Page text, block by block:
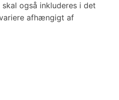
også inkluderes i det
afhængigt af